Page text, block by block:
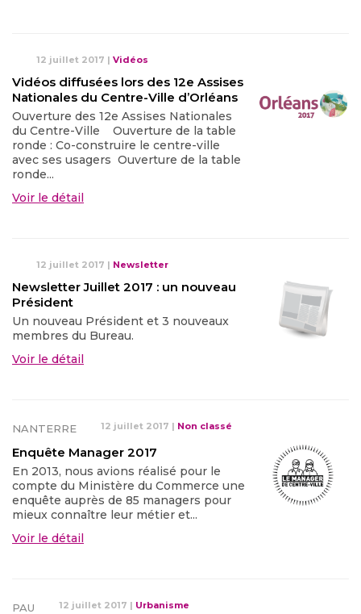
12 juillet 2017 | Vidéos
Vidéos diffusées lors des 12e Assises
Nationales du Centre-Ville d’Orléans
Ouverture des 12e Assises Nationales
du Centre-Ville Ouverture de la table
ronde : Co-construire le centre-ville
avec ses usagers Ouverture de la table
ronde...
Voir le détail
12 juillet 2017 | Newsletter
Newsletter Juillet 2017 : un nouveau
Président
Un nouveau Président et 3 nouveaux
membres du Bureau.
Voir le détail
NANTERRE 12 juillet 2017 | Non classé
Enquête Manager 2017
En 2013, nous avions réalisé pour le
compte du Ministère du Commerce une
enquête auprès de 85 managers pour
mieux connaître leur métier et...
Voir le détail
PAU 12 juillet 2017 | Urbanisme